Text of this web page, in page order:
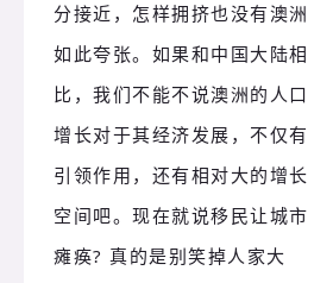
分接近，怎样拥挤也没有澳洲
如此夸张。如果和中国大陆相
比，我们不能不说澳洲的人口
增长对于其经济发展，不仅有
引领作用，还有相对大的增长
空间吧。现在就说移民让城市
瘫痪? 真的是别笑掉人家大